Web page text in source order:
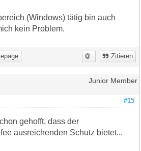
(Windows) tätig bin auch
kein Problem.
Zitieren
Junior Member
#15
gehofft, dass der
ausreichenden Schutz bietet...